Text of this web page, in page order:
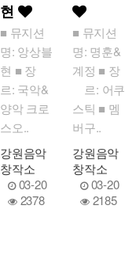
현
■ 뮤지션
명: 앙상블
현 ■ 장
르: 국악&
양악 크로
스오..
강원음악
창작소
03-20
2378
■ 뮤지션
명: 명훈&
계정 ■ 장
르: 어쿠
스틱 ■ 멤
버구..
강원음악
창작소
03-20
2185